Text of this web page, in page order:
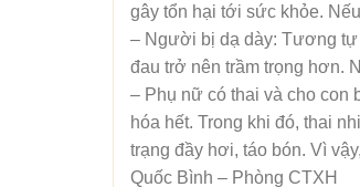
gây tổn hại tới sức khỏe.
– Người bị dạ dày: Tương tự
đau trở nên trầm trọng hơn.
– Phụ nữ có thai và cho con
hóa hết. Trong khi đó, thai
trạng đầy hơi, táo bón. Vì
Quốc Bình – Phòng CTXH